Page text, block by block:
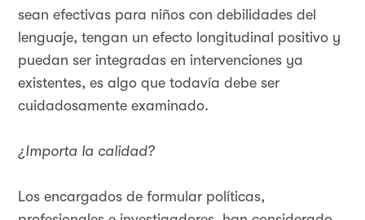
sean efectivas para niños con debilidades del
lenguaje, tengan un efecto longitudinal positivo y
puedan ser integradas en intervenciones ya
existentes, es algo que todavía debe ser
cuidadosamente examinado.
¿Importa la calidad?
Los encargados de formular políticas,